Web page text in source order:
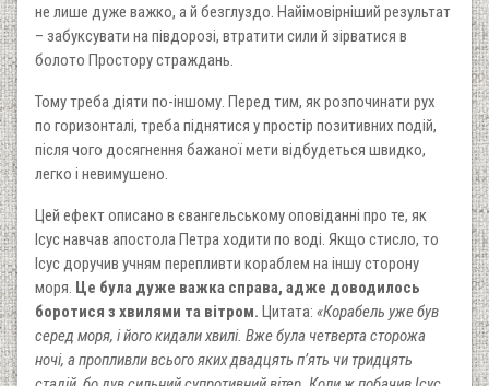
не лише дуже важко, а й безглуздо. Найімовірніший результат
– забуксувати на півдорозі, втратити сили й зірватися в
болото Простору страждань.
Тому треба діяти по-іншому. Перед тим, як розпочинати рух
по горизонталі, треба піднятися у простір позитивних подій,
після чого досягнення бажаної мети відбудеться швидко,
легко і невимушено.
Цей ефект описано в євангельському оповіданні про те, як
Ісус навчав апостола Петра ходити по воді. Якщо стисло, то
Ісус доручив учням перепливти кораблем на іншу сторону
моря. Це була дуже важка справа, адже доводилось
боротися з хвилями та вітром. Цитата: «Корабель уже був
серед моря, і його кидали хвилі. Вже була четверта сторожа
ночі, а пропливли всього яких двадцять п’ять чи тридцять